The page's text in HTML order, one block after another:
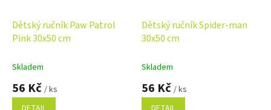
Dětský ručník Paw Patrol
Pink 30x50 cm
Skladem
56 Kč / ks
Dětský ručník Spider-man
30x50 cm
Skladem
56 Kč / ks